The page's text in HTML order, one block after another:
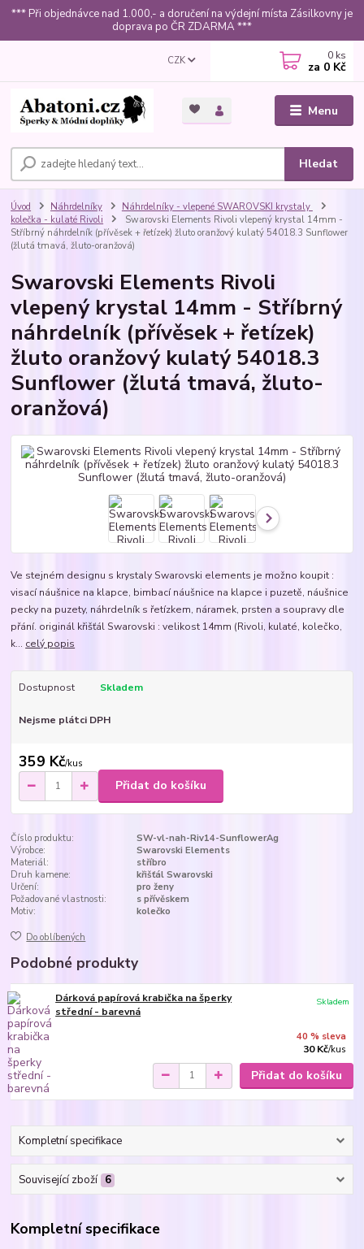
*** Při objednávce nad 1.000,- a doručení na výdejní místa Zásilkovny je
doprava po ČR ZDARMA ***
Menu
CZK
Hledat
0 ks
za 0 Kč
Úvod Náhrdelníky
Náhrdelníky - vlepené SWAROVSKI krystaly
kolečka - kulaté Rivoli
Swarovski Elements Rivoli vlepený krystal 14mm -
Stříbrný náhrdelník (přívěsek + řetízek) žluto oranžový kulatý 54018.3 Sunflower
(žlutá tmavá, žluto-oranžová)
Swarovski Elements Rivoli
vlepený krystal 14mm - Stříbrný
náhrdelník (přívěsek + řetízek)
žluto oranžový kulatý 54018.3
Sunflower (žlutá tmavá, žluto-
oranžová)
Ve stejném designu s krystaly Swarovski elements je možno koupit :
visací náušnice na klapce, bimbací náušnice na klapce i puzetě, náušnice
pecky na puzety, náhrdelník s řetízkem, náramek, prsten a soupravy dle
přání. originál křišťál Swarovski : velikost 14mm (Rivoli, kulaté, kolečko,
k... celý popis
Dostupnost Skladem
Nejsme plátci DPH
359 Kč/kus
Přidat do košíku
Číslo produktu:
SW-vl-nah-Riv14-SunflowerAg
Výrobce:
Swarovski Elements
Materiál:
stříbro
Druh kamene:
křišťál Swarovski
Určení:
pro ženy
Požadované vlastnosti:
s přívěskem
Motiv:
kolečko
Do oblíbených
Podobné produkty
Dárková papírová krabička na šperky
střední - barevná
40 % sleva
30 Kč/kus
Skladem
Přidat do košíku
Kompletní specifikace
Související zboží 6
Kompletní specifikace